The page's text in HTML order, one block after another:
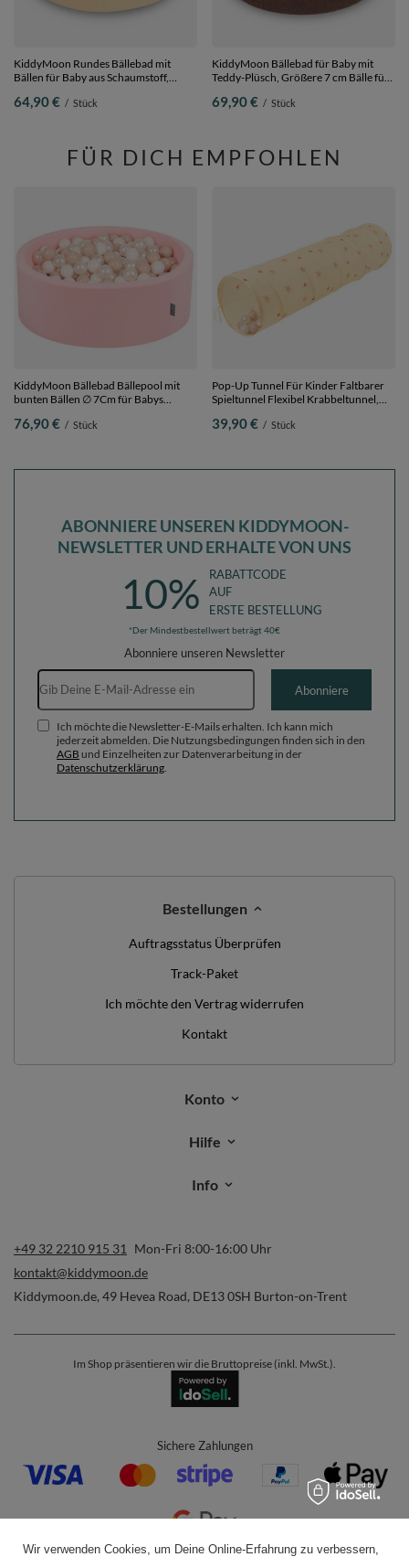
KiddyMoon Rundes Bällebad mit
Bällen für Baby aus Schaumstoff,
64,90 € / Stück
KiddyMoon Bällebad für Baby mit
Teddy-Plüsch, Größere 7 cm Bälle für
Abnehmbarer Bezug, Braun, 90 x 30
69,90 € / Stück
FÜR DICH EMPFOHLEN
KiddyMoon Bällebad Bällepool mit
bunten Bällen ∅ 7Cm für Babys
pink:pastellbeige/weiß/perle, 90 x 30
76,90 € / Stück
Pop-Up Tunnel Für Kinder Faltbarer
Spieltunnel Flexibel Krabbeltunnel,
400 Bälle
39,90 € / Stück
ABONNIERE UNSEREN KIDDYMOON-
NEWSLETTER UND ERHALTE VON UNS
10%
RABATTCODE
AUF
ERSTE BESTELLUNG
*Der Mindestbestellwert beträgt 40€
Abonniere unseren Newsletter
E-Mail-Adresse
Abonniere
Ich möchte die Newsletter-E-Mails erhalten. Ich kann mich
jederzeit abmelden. Die Nutzungsbedingungen finden sich in den
AGB und Einzelheiten zur Datenverarbeitung in der
Datenschutzerklärung
Bestellungen
Auftragsstatus Überprüfen
Track-Paket
Ich möchte den Vertrag widerrufen
Kontakt
Konto
Hilfe
Info
+49 32 2210 915 31
Mon-Fri 8:00-16:00 Uhr
kontakt@kiddymoon.de
Kiddymoon.de, 49 Hevea Road, DE13 0SH Burton-on-Trent
Im Shop präsentieren wir die Bruttopreise (inkl. MwSt.).
Sichere Zahlungen
Wir verwenden Cookies, um Deine Online-Erfahrung zu verbessern,